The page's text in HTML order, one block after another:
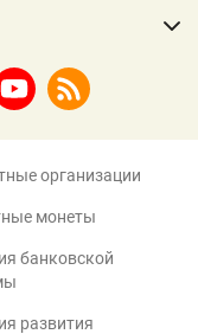
организации
монеты
банковской
развития